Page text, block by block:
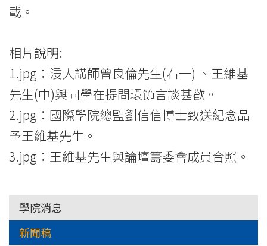
載。
相片說明:
1.jpg：浸大講師曾良倫先生(右一) 、王維基
先生(中)與同學在提問環節言談甚歡。
2.jpg：國際學院總監劉信信博士致送紀念品
予王維基先生。
3.jpg：王維基先生與論壇籌委會成員合照。
學院消息
新聞稿